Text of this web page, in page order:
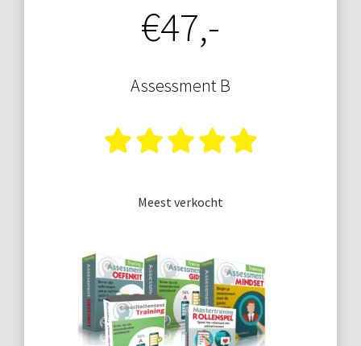
Assessment B
Meest verkocht
€47,-